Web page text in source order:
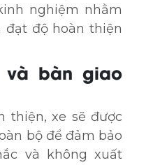
nghiệm nhằm
độ hoàn thiện
và bàn giao
thiện, xe sẽ được
bộ để đảm bảo
và không xuất